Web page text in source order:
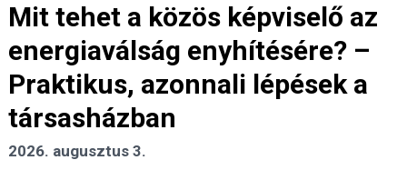
Mit tehet a közös képviselő az
energiaválság enyhítésére? –
Praktikus, azonnali lépések a
társasházban
2026. augusztus 3.